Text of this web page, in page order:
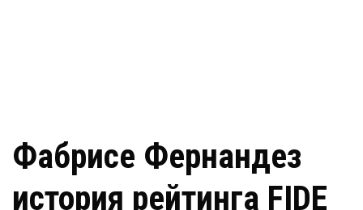
Фабриcе Фернандез
история рейтинга FIDE